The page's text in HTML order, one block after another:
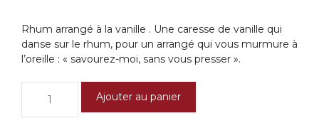
Rhum arrangé à la vanille . Une caresse de vanille qui
danse sur le rhum, pour un arrangé qui vous murmure à
l’oreille : « savourez-moi, sans vous presser ».
On
Ajouter au panier